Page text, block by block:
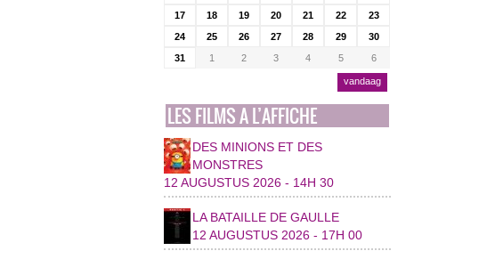
17
18 19 20 21 22
23
24
25 26 27 28 29
30
31
1 2 3 4 5 6
vandaag
LES FILMS A L’AFFICHE
DES MINIONS ET DES
MONSTRES
12 AUGUSTUS 2026 - 14H 30
LA BATAILLE DE GAULLE
12 AUGUSTUS 2026 - 17H 00